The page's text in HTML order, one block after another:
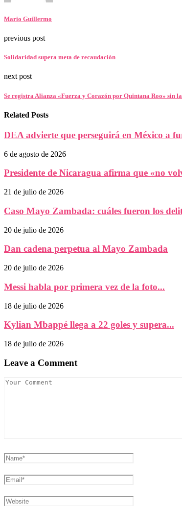
Mario Guillermo
previous post
Solidaridad supera meta de recaudación
next post
Se registra Alianza «Fuerza y Corazón por Quintana Roo» sin
Related Posts
DEA advierte que perseguirá en México a
6 de agosto de 2026
Presidente de Nicaragua afirma que «no
21 de julio de 2026
Caso Mayo Zambada: cuáles fueron los
20 de julio de 2026
Dan cadena perpetua al Mayo Zambada
20 de julio de 2026
Messi habla por primera vez de la foto...
18 de julio de 2026
Kylian Mbappé llega a 22 goles y supera...
18 de julio de 2026
Leave a Comment